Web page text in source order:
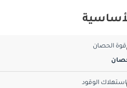
قوة الحصان
استهلاك الوقود